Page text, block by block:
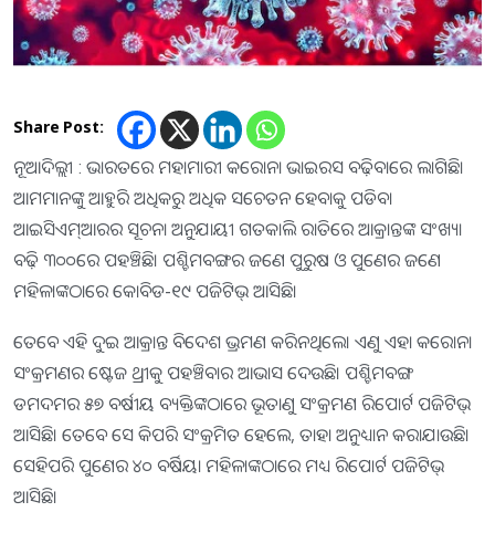
Share Post:
ନୂଆଦିଲ୍ଲୀ : ଭାରତରେ ମହାମାରୀ କରୋନା ଭାଇରସ ବଢ଼ିବାରେ ଲାଗିଛି।
ଆମମାନଙ୍କୁ ଆହୁରି ଅଧିକରୁ ଅଧିକ ସଚେତନ ହେବାକୁ ପଡିବ।
ଆଇସିଏମ୍ଆରର ସୂଚନା ଅନୁଯାୟୀ ଗତକାଲି ରାତିରେ ଆକ୍ରାନ୍ତଙ୍କ ସଂଖ୍ୟା
ବଢ଼ି ୩୦୦ରେ ପହଞ୍ଚିଛି। ପଶ୍ଚିମବଙ୍ଗର ଜଣେ ପୁରୁଷ ଓ ପୁଣେର ଜଣେ
ମହିଳାଙ୍କଠାରେ କୋବିଡ-୧୯ ପଜିଟିଭ୍ ଆସିଛି।
ତେବେ ଏହି ଦୁଇ ଆକ୍ରାନ୍ତ ବିଦେଶ ଭ୍ରମଣ କରିନଥିଲେ। ଏଣୁ ଏହା କରୋନା
ସଂକ୍ରମଣର ଷ୍ଟେଜ ଥ୍ରୀକୁ ପହଞ୍ଚିବାର ଆଭାସ ଦେଉଛି। ପଶ୍ଚିମବଙ୍ଗ
ଡମଦମର ୫୭ ବର୍ଷୀୟ ବ୍ୟକ୍ତିଙ୍କଠାରେ ଭୂତାଣୁ ସଂକ୍ରମଣ ରିପୋର୍ଟ ପଜିଟିଭ୍
ଆସିଛି। ତେବେ ସେ କିପରି ସଂକ୍ରମିତ ହେଲେ, ତାହା ଅନୁଧ୍ୟାନ କରାଯାଉଛି।
ସେହିପରି ପୁଣେର ୪୦ ବର୍ଷିୟା ମହିଳାଙ୍କଠାରେ ମଧ୍ୟ ରିପୋର୍ଟ ପଜିଟିଭ୍
ଆସିଛି।